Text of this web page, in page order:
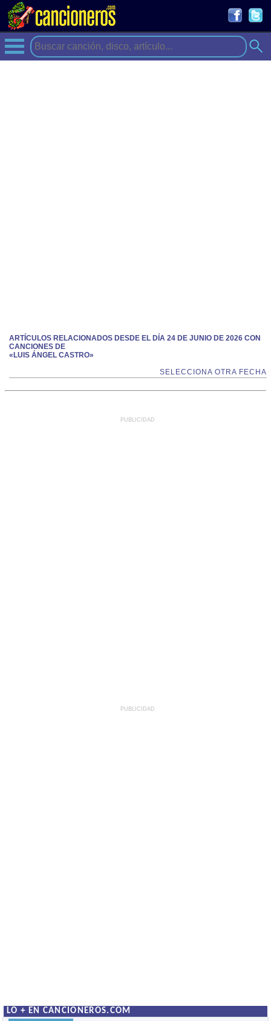
ARTÍCULOS RELACIONADOS DESDE EL DÍA 24 DE JUNIO DE 2026 CON
CANCIONES DE
«LUIS ÁNGEL CASTRO»
SELECCIONA OTRA FECHA
PUBLICIDAD
PUBLICIDAD
LO + EN CANCIONEROS.COM